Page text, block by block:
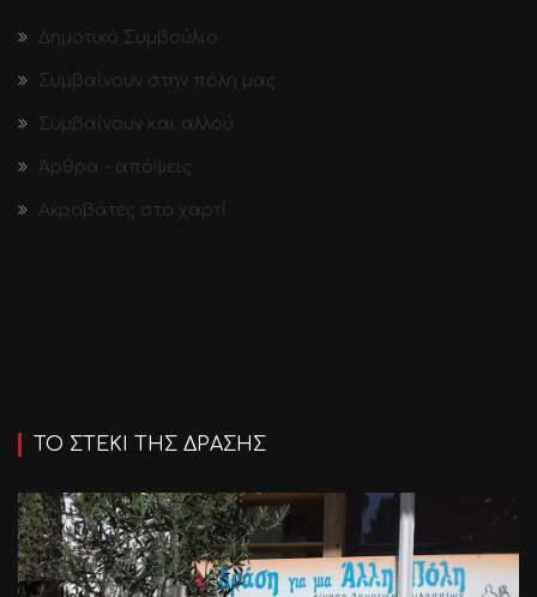
Δημοτικό Συμβούλιο
Συμβαίνουν στην πόλη μας
Συμβαίνουν και αλλού
Άρθρα - απόψεις
Ακροβάτες στο χαρτί
ΤΟ ΣΤΕΚΙ ΤΗΣ ΔΡΑΣΗΣ